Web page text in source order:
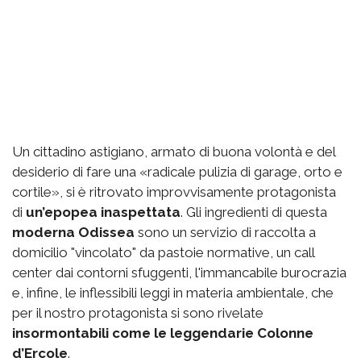
Un cittadino astigiano, armato di buona volontà e del
desiderio di fare una «radicale pulizia di garage, orto e
cortile», si è ritrovato improvvisamente protagonista
di un’epopea inaspettata. Gli ingredienti di questa
moderna Odissea sono un servizio di raccolta a
domicilio "vincolato" da pastoie normative, un call
center dai contorni sfuggenti, l'immancabile burocrazia
e, infine, le inflessibili leggi in materia ambientale, che
per il nostro protagonista si sono rivelate
insormontabili come le leggendarie Colonne
d’Ercole.